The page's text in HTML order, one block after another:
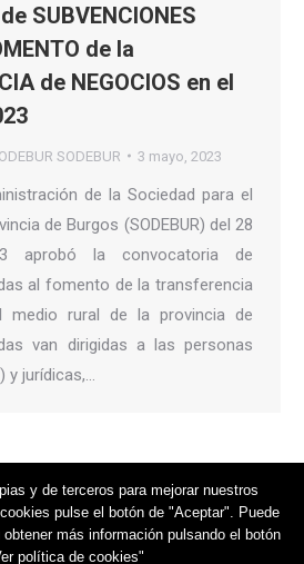
SUBVENCIONES
de la
de NEGOCIOS en el
SODEBUR 3 mayo, 2023
de la Sociedad para el
de Burgos (SODEBUR) del 28
aprobó la convocatoria de
al fomento de la transferencia
medio rural de la provincia de
van dirigidas a las personas
y jurídicas,…
y de terceros para mejorar nuestros
pulse el botón de "Aceptar". Puede
más información pulsando el botón
política de cookies"